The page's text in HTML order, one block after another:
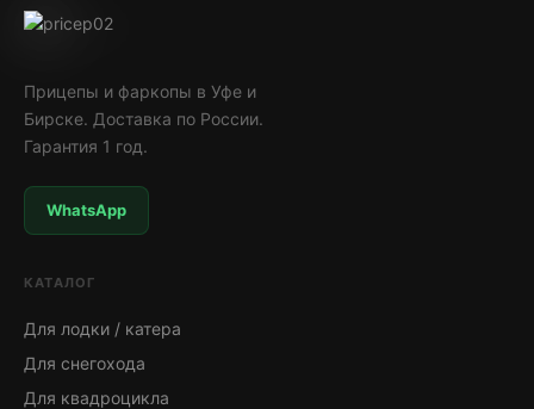
Прицепы и фаркопы в Уфе и
Бирске. Доставка по России.
Гарантия 1 год.
WhatsApp
КАТАЛОГ
Для лодки / катера
Для снегохода
Для квадроцикла